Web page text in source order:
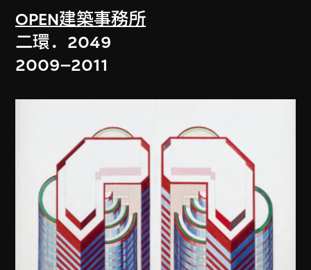
OPEN建築事務所
二環．2049
2009–2011